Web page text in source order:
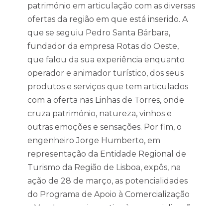
património em articulação com as diversas
ofertas da região em que está inserido. A
que se seguiu Pedro Santa Bárbara,
fundador da empresa Rotas do Oeste,
que falou da sua experiência enquanto
operador e animador turístico, dos seus
produtos e serviços que tem articulados
com a oferta nas Linhas de Torres, onde
cruza património, natureza, vinhos e
outras emoções e sensações. Por fim, o
engenheiro Jorge Humberto, em
representação da Entidade Regional de
Turismo da Região de Lisboa, expôs, na
ação de 28 de março, as potencialidades
do Programa de Apoio à Comercialização